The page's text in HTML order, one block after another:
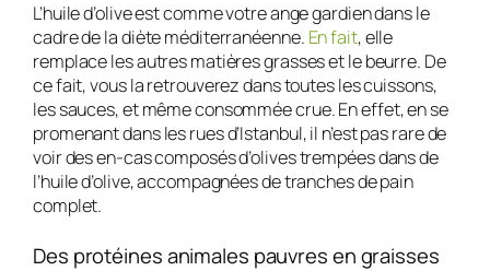
L’huile d’olive est comme votre ange gardien dans le
cadre de la diète méditerranéenne. En fait, elle
remplace les autres matières grasses et le beurre. De
ce fait, vous la retrouverez dans toutes les cuissons,
les sauces, et même consommée crue. En effet, en se
promenant dans les rues d’Istanbul, il n’est pas rare de
voir des en-cas composés d’olives trempées dans de
l’huile d’olive, accompagnées de tranches de pain
complet.
Des protéines animales pauvres en graisses